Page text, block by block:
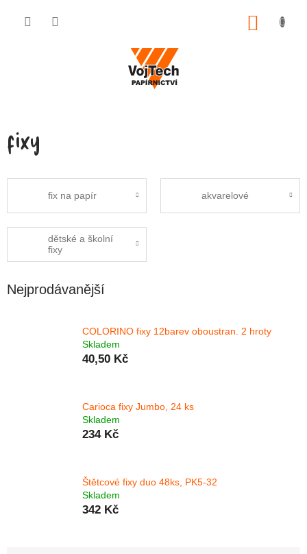
fixy
fix na papír akvarelové
dětské a školní
fixy
Nejprodávanější
COLORINO fixy 12barev oboustran. 2 hroty
Skladem
40,50 Kč
Carioca fixy Jumbo, 24 ks
Skladem
234 Kč
Štětcové fixy duo 48ks, PK5-32
Skladem
342 Kč